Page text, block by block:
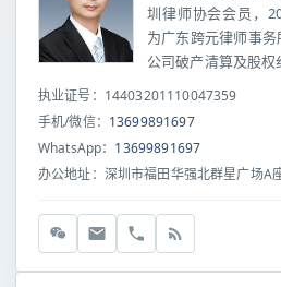
圳律师协会会员，
为广东跨元律师事务
公司破产清算及股权
执业证号：14403201110047359
手机/微信： 13699891697
WhatsApp： 13699891697
办公地址：深圳市福田华强北群星广场A